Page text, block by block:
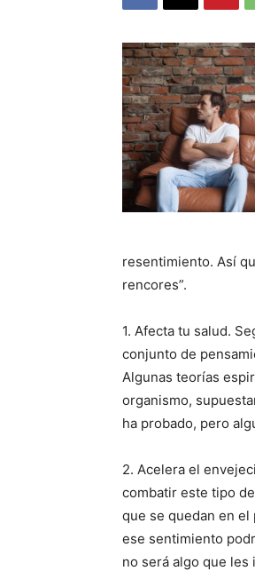
resentimiento. Así
rencores”.
1. Afecta tu salud.
conjunto de
Algunas teorías
organismo,
ha probado, pero
2. Acelera el
combatir este tipo
que se quedan en el
ese sentimiento
no será algo que